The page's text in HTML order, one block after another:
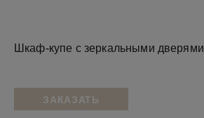
Шкаф-купе с зеркальными дверями
ЗАКАЗАТЬ